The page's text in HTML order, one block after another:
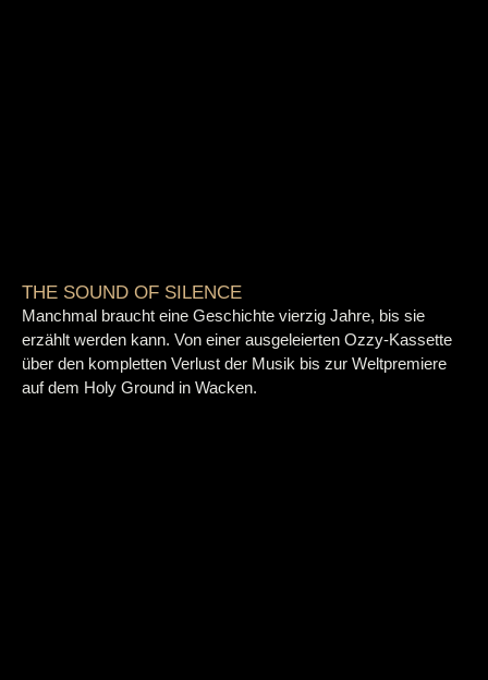
THE SOUND OF SILENCE
Manchmal braucht eine Geschichte vierzig Jahre, bis sie
erzählt werden kann. Von einer ausgeleierten Ozzy-Kassette
über den kompletten Verlust der Musik bis zur Weltpremiere
auf dem Holy Ground in Wacken.